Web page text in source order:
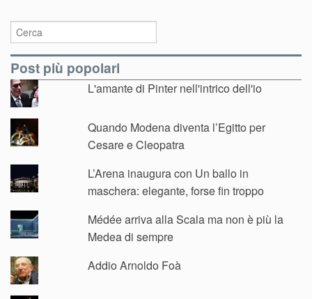
Post più popolari
L'amante di Pinter nell'intrico dell'io
Quando Modena diventa l’Egitto per
Cesare e Cleopatra
L’Arena inaugura con Un ballo in
maschera: elegante, forse fin troppo
Médée arriva alla Scala ma non è più la
Medea di sempre
Addio Arnoldo Foà